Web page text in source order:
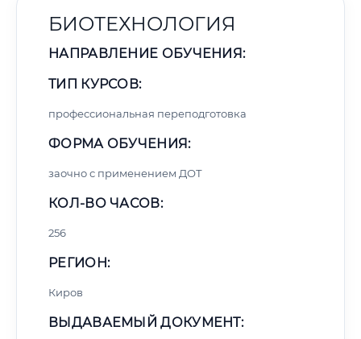
БИОТЕХНОЛОГИЯ
НАПРАВЛЕНИЕ ОБУЧЕНИЯ:
ТИП КУРСОВ:
профессиональная переподготовка
ФОРМА ОБУЧЕНИЯ:
заочно с применением ДОТ
КОЛ-ВО ЧАСОВ:
256
РЕГИОН:
Киров
ВЫДАВАЕМЫЙ ДОКУМЕНТ: